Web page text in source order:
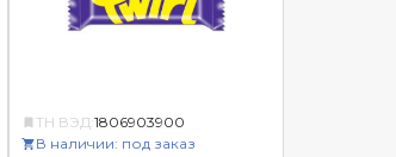
ТН ВЭД: 1806903900
В наличии: под заказ